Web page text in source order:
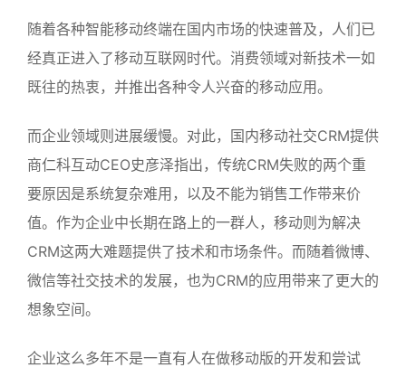
随着各种智能移动终端在国内市场的快速普及，人们已
经真正进入了移动互联网时代。消费领域对新技术一如
既往的热衷，并推出各种令人兴奋的移动应用。
而企业领域则进展缓慢。对此，国内移动社交CRM提供
商仁科互动CEO史彦泽指出，传统CRM失败的两个重
要原因是系统复杂难用，以及不能为销售工作带来价
值。作为企业中长期在路上的一群人，移动则为解决
CRM这两大难题提供了技术和市场条件。而随着微博、
微信等社交技术的发展，也为CRM的应用带来了更大的
想象空间。
企业这么多年不是一直有人在做移动版的开发和尝试